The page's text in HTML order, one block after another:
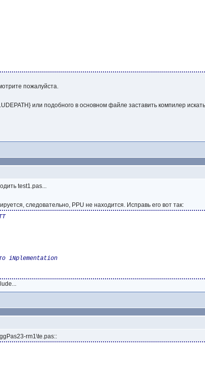
пожалуйста.
или подобного в основном файле заставить компилер
test1.pas...
следовательно, PPU не находится. Исправь его вот так:
// <--- Вместо TT
rm1\te.pas::